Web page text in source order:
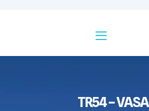
TR54 – VASA